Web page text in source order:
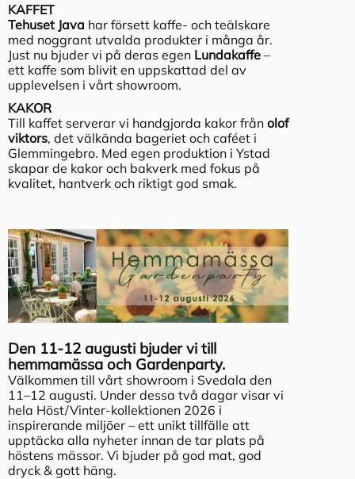
KAFFET
Tehuset Java har försett kaffe- och teälskare
med noggrant utvalda produkter i många år.
Just nu bjuder vi på deras egen Lundakaffe –
ett kaffe som blivit en uppskattad del av
upplevelsen i vårt showroom.
KAKOR
Till kaffet serverar vi handgjorda kakor från olof
viktors, det välkända bageriet och caféet i
Glemmingebro. Med egen produktion i Ystad
skapar de kakor och bakverk med fokus på
kvalitet, hantverk och riktigt god smak.
Den 11-12 augusti bjuder vi till
hemmamässa och Gardenparty.
Välkommen till vårt showroom i Svedala den
11–12 augusti. Under dessa två dagar visar vi
hela Höst/Vinter-kollektionen 2026 i
inspirerande miljöer – ett unikt tillfälle att
upptäcka alla nyheter innan de tar plats på
höstens mässor. Vi bjuder på god mat, god
dryck & gott häng.